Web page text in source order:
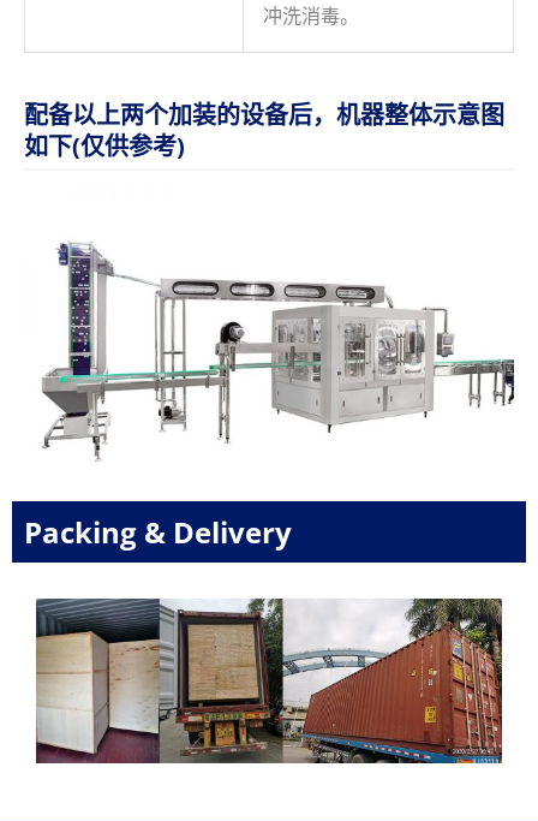
冲洗消毒。
配备以上两个加装的设备后，机器整体示意图
如下(仅供参考)
Packing & Delivery